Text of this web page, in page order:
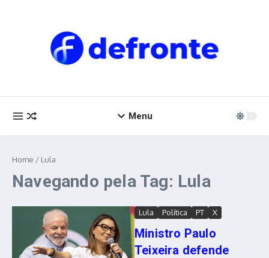
Menu
Home / Lula
Navegando pela Tag: Lula
Lula Política PT X
Ministro Paulo
Teixeira defende